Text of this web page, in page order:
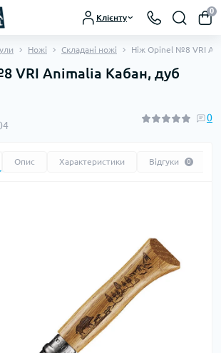
Клієнту
0
Ножі Складані ножі Ніж Opinel №8 VRI
VRI Animalia Кабан, дуб
0
Опис Характеристики Відгуки 0